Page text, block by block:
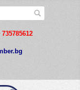
735785612